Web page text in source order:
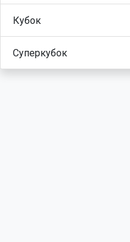
Кубок
Суперкубок